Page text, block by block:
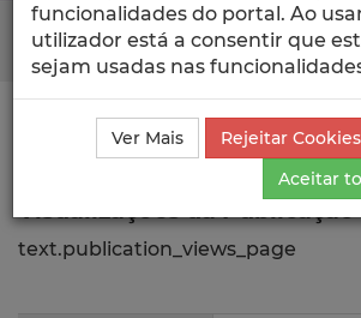
Search Button
Ciência_Iscte Publicações
Publicação
Visualizações
text.publication_views_page
funcionalidades do portal. Ao
utilizador está a consentir que
sejam usadas nas
Ver Mais
Rejeitar
Aceitar